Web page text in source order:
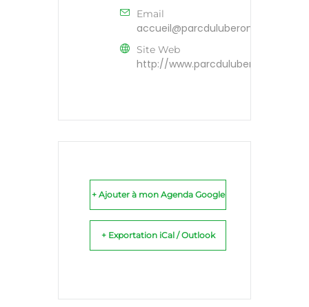
Email
accueil@parcduluberon.fr
Site Web
http://www.parcduluberon.fr
+ Ajouter à mon Agenda Google
+ Exportation iCal / Outlook